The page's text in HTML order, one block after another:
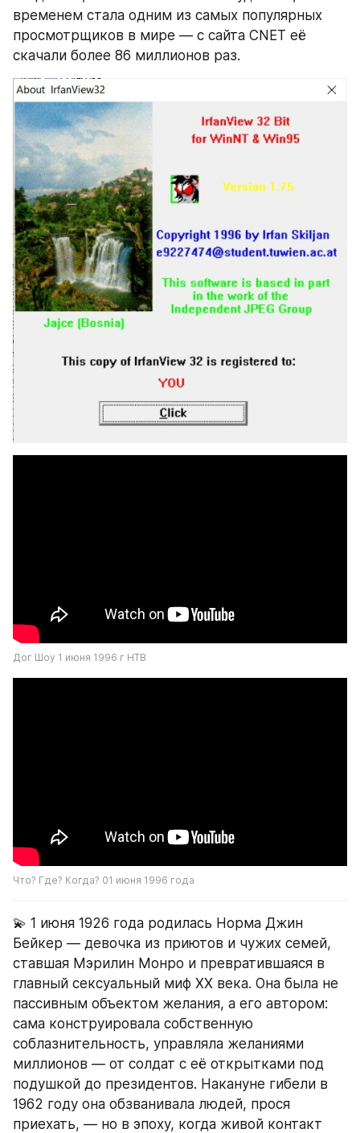
временем стала одним из самых популярных
просмотрщиков в мире — с сайта CNET её
скачали более 86 миллионов раз.
Дог Шоу 1 июня 1996 г НТВ
Что? Где? Когда? 01 июня 1996 года
💫 1 июня 1926 года родилась Норма Джин
Бейкер — девочка из приютов и чужих семей,
ставшая Мэрилин Монро и превратившаяся в
главный сексуальный миф XX века. Она была не
пассивным объектом желания, а его автором:
сама конструировала собственную
соблазнительность, управляла желаниями
миллионов — от солдат с её открытками под
подушкой до президентов. Накануне гибели в
1962 году она обзванивала людей, прося
приехать, — но в эпоху, когда живой контакт